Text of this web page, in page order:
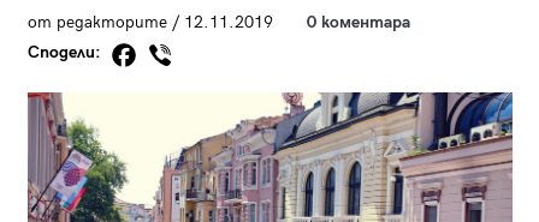
от редакторите / 12.11.2019
0 коментара
Сподели: